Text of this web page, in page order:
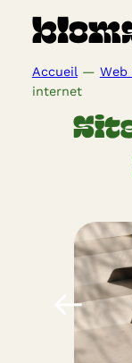
Accueil — Web
internet